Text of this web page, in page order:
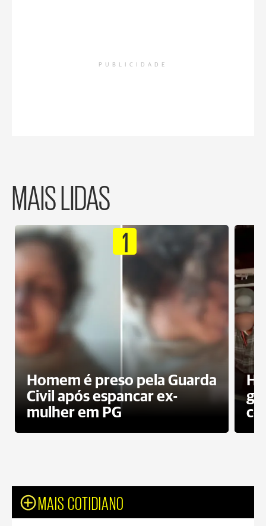
PUBLICIDADE
MAIS LIDAS
1
Homem é preso pela Guarda
Civil após espancar ex-
mulher em PG
MAIS COTIDIANO